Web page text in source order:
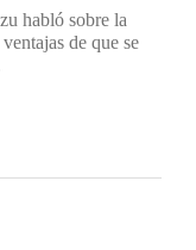
habló sobre la
de que se